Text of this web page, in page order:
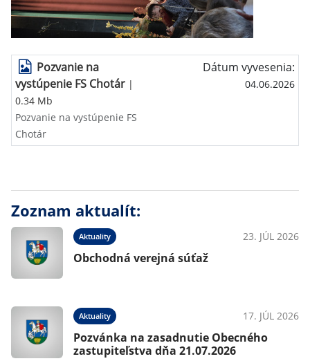
Pozvanie na
vystúpenie FS Chotár |
0.34 Mb
Dátum vyvesenia:
04.06.2026
Pozvanie na vystúpenie FS
Chotár
Zoznam aktualít:
Aktuality 23. JÚL 2026
Obchodná verejná súťaž
Aktuality 17. JÚL 2026
Pozvánka na zasadnutie Obecného
zastupiteľstva dňa 21.07.2026